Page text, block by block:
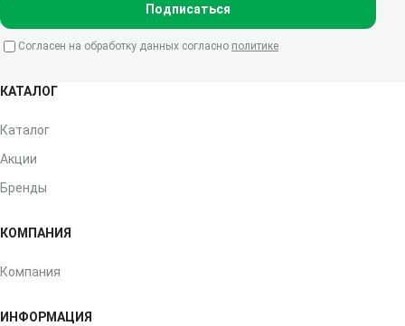
Подписаться
Согласен на обработку данных согласно политике
КАТАЛОГ
Каталог
Акции
Бренды
КОМПАНИЯ
Компания
ИНФОРМАЦИЯ